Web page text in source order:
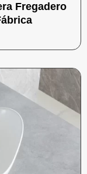
Fregadero